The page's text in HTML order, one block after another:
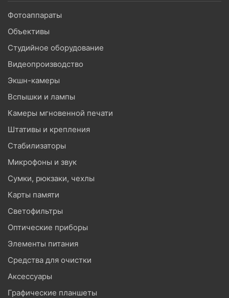
Фотоаппараты
Объективы
Студийное оборудование
Видеопроизводство
Экшн-камеры
Вспышки и лампы
Камеры мгновенной печати
Штативы и крепления
Стабилизаторы
Микрофоны и звук
Сумки, рюкзаки, чехлы
Карты памяти
Светофильтры
Оптические приборы
Элементы питания
Средства для очистки
Аксессуары
Графические планшеты